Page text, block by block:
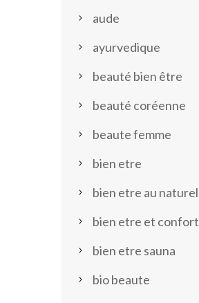
aude
ayurvedique
beauté bien être
beauté coréenne
beaute femme
bien etre
bien etre au naturel
bien etre et confort
bien etre sauna
bio beaute